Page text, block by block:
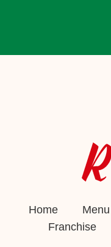
Home Menu
Franchise